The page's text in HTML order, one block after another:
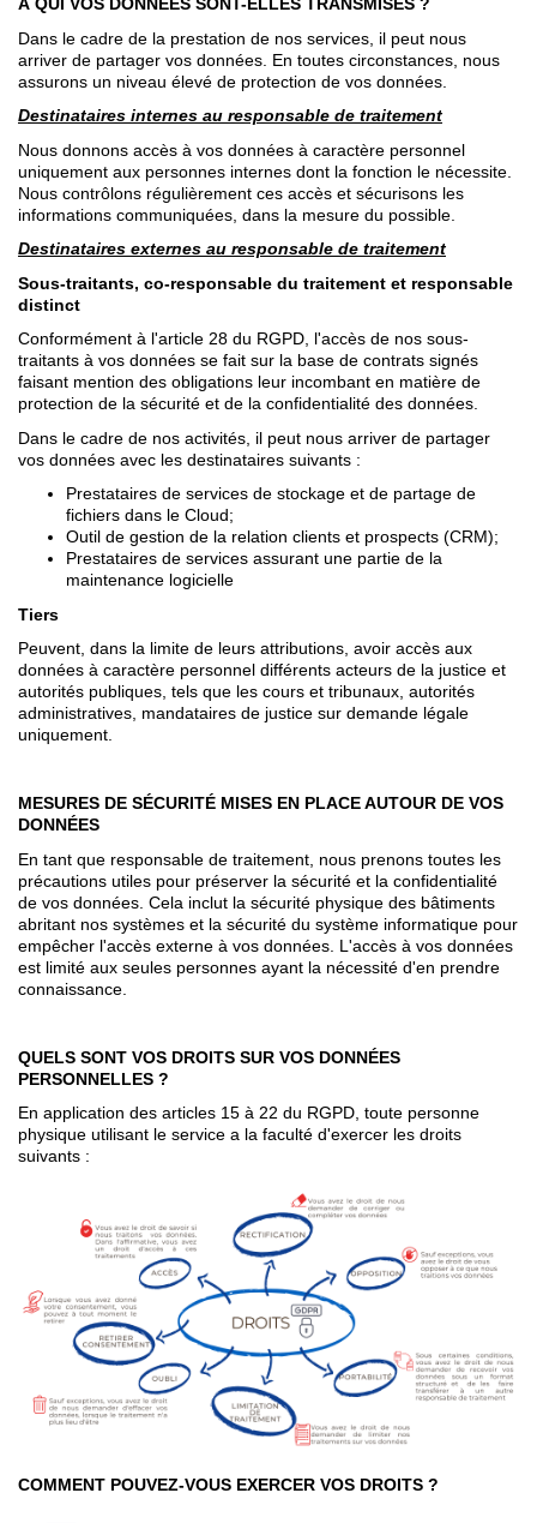
Dans le cadre de la prestation de nos services, il peut nous
arriver de partager vos données. En toutes circonstances, nous
assurons un niveau élevé de protection de vos données.
Destinataires internes au responsable de traitement
Nous donnons accès à vos données à caractère personnel
uniquement aux personnes internes dont la fonction le nécessite.
Nous contrôlons régulièrement ces accès et sécurisons les
informations communiquées, dans la mesure du possible.
Destinataires externes au responsable de traitement
Sous-traitants, co-responsable du traitement et responsable
distinct
Conformément à l'article 28 du RGPD, l'accès de nos sous-
traitants à vos données se fait sur la base de contrats signés
faisant mention des obligations leur incombant en matière de
protection de la sécurité et de la confidentialité des données.
Dans le cadre de nos activités, il peut nous arriver de partager
vos données avec les destinataires suivants :
Prestataires de services de stockage et de partage de
fichiers dans le Cloud;
Outil de gestion de la relation clients et prospects (CRM);
Prestataires de services assurant une partie de la
maintenance logicielle
Tiers
Peuvent, dans la limite de leurs attributions, avoir accès aux
données à caractère personnel différents acteurs de la justice et
autorités publiques, tels que les cours et tribunaux, autorités
administratives, mandataires de justice sur demande légale
uniquement.
MESURES DE SÉCURITÉ MISES EN PLACE AUTOUR DE VOS
DONNÉES
En tant que responsable de traitement, nous prenons toutes les
précautions utiles pour préserver la sécurité et la confidentialité
de vos données. Cela inclut la sécurité physique des bâtiments
abritant nos systèmes et la sécurité du système informatique pour
empêcher l'accès externe à vos données. L'accès à vos données
est limité aux seules personnes ayant la nécessité d'en prendre
connaissance.
QUELS SONT VOS DROITS SUR VOS DONNÉES
PERSONNELLES ?
En application des articles 15 à 22 du RGPD, toute personne
physique utilisant le service a la faculté d'exercer les droits
suivants :
COMMENT POUVEZ-VOUS EXERCER VOS DROITS ?